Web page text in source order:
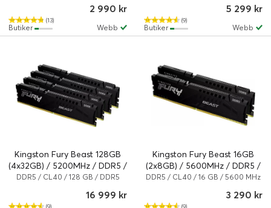
(13)
2 990 kr
Webb
Butiker
(9)
5 299 kr
Webb
Butiker
Kingston Fury Beast 128GB
(4x32GB) / 5200MHz / DDR5 /
CL40 / KF552C40BBK4-128
DDR5 / CL40 / 128 GB / DDR5
(9)
16 999 kr
Kingston Fury Beast 16GB
(2x8GB) / 5600MHz / DDR5 /
CL40 / KF556C40BBK2-16
DDR5 / CL40 / 16 GB / 5600 MHz
(9)
3 290 kr